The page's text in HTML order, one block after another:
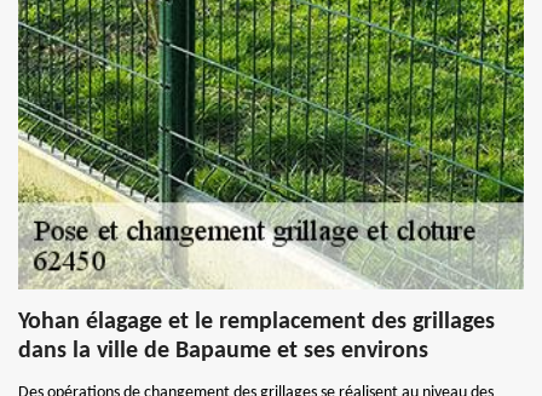
Yohan élagage et le remplacement des grillages
dans la ville de Bapaume et ses environs
Des opérations de changement des grillages se réalisent au niveau des